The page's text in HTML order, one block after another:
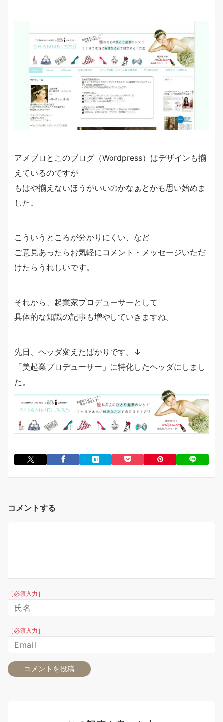
アメブロとこのブログ（Wordpress）はデザインも揃
えているのですが
もはや揃えないほうがいいのかなぁとかも思い始めま
した。
こういうところが分かりにくい、など
ご意見あったらお気軽にコメント・メッセージいただ
けたらうれしいです。
それから、起業家プロデューサーとして
具体的な知識の記事も増やしていきますね。
先日、ヘッダ変えたばかりです。↓
「美起業プロデューサー」に特化したヘッダにしまし
た。
コメントする
［必須入力］
［必須入力］